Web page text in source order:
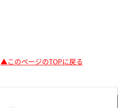
▲このページのTOPに戻る